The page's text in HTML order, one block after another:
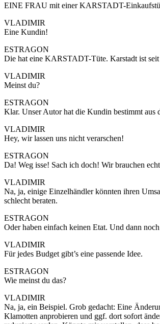
EINE FRAU mit einer KARSTADT-
VLADIMIR
Eine Kundin!
ESTRAGON
Die hat eine KARSTADT-Tüte. Karstadt ist
VLADIMIR
Meinst du?
ESTRAGON
Klar. Unser Autor hat die Kundin bestimmt aus
VLADIMIR
Hey, wir lassen uns nicht verarschen!
ESTRAGON
Da! Weg isse! Sach ich doch! Wir brauchen
VLADIMIR
Na, ja, einige Einzelhändler könnten ihren
schlecht beraten.
ESTRAGON
Oder haben einfach keinen Etat. Und dann
VLADIMIR
Für jedes Budget gibt’s eine passende Idee.
ESTRAGON
Wie meinst du das?
VLADIMIR
Na, ja, ein Beispiel. Grob gedacht: Eine
Klamotten anprobieren und ggf. dort sofort